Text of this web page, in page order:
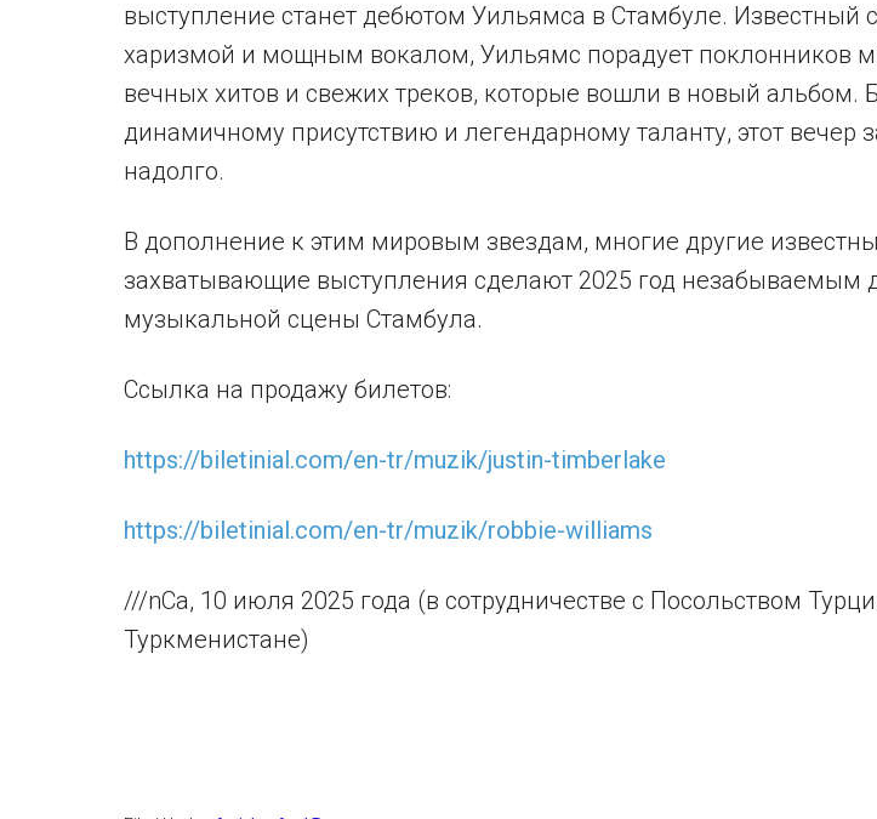
выступление станет дебютом Уильямса в Стамбуле. Известный
харизмой и мощным вокалом, Уильямс порадует поклонников
вечных хитов и свежих треков, которые вошли в новый альбом.
динамичному присутствию и легендарному таланту, этот вечер
надолго.
В дополнение к этим мировым звездам, многие другие
захватывающие выступления сделают 2025 год незабываемым
музыкальной сцены Стамбула.
Ссылка на продажу билетов:
https://biletinial.com/en-tr/muzik/justin-timberlake
https://biletinial.com/en-tr/muzik/robbie-williams
///nCa, 10 июля 2025 года (в сотрудничестве с Посольством
Туркменистане)